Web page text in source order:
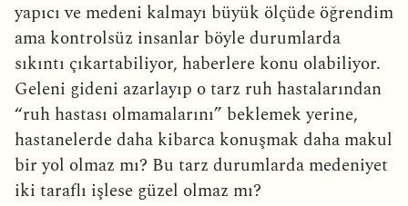
yapıcı ve medeni kalmayı büyük ölçüde öğrendim
ama kontrolsüz insanlar böyle durumlarda
sıkıntı çıkartabiliyor, haberlere konu olabiliyor.
Geleni gideni azarlayıp o tarz ruh hastalarından
“ruh hastası olmamalarını” beklemek yerine,
hastanelerde daha kibarca konuşmak daha makul
bir yol olmaz mı? Bu tarz durumlarda medeniyet
iki taraflı işlese güzel olmaz mı?